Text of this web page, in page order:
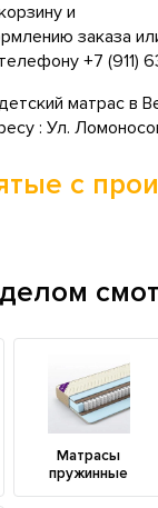
и
заказа
+7 (911)
матрас в
: Ул.
с
Матрасы
пружинные